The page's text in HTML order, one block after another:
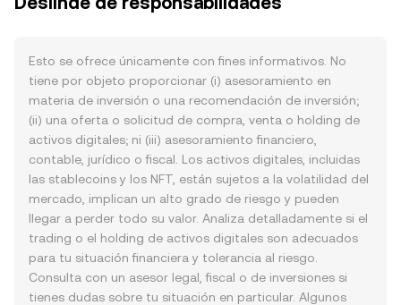
Esto se ofrece únicamente con fines informativos. No
tiene por objeto proporcionar (i) asesoramiento en
materia de inversión o una recomendación de inversión;
(ii) una oferta o solicitud de compra, venta o holding de
activos digitales; ni (iii) asesoramiento financiero,
contable, jurídico o fiscal. Los activos digitales, incluidas
las stablecoins y los NFT, están sujetos a la volatilidad del
mercado, implican un alto grado de riesgo y pueden
llegar a perder todo su valor. Analiza detalladamente si el
trading o el holding de activos digitales son adecuados
para tu situación financiera y tolerancia al riesgo.
Consulta con un asesor legal, fiscal o de inversiones si
tienes dudas sobre tu situación en particular. Algunos